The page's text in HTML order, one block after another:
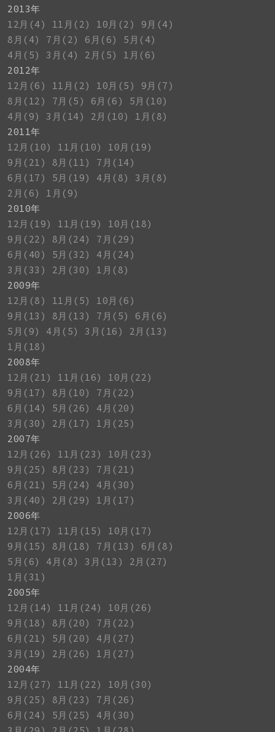
2013年
12月(4)
11月(2) 10月(2)
9月(4)
8月(4)
7月(2) 6月(6)
5月(4)
4月(5)
3月(4) 2月(5)
1月(6)
2012年
12月(6)
11月(2) 10月(5)
9月(7)
8月(12)
7月(5) 6月(6)
5月(10)
4月(9)
3月(14) 2月(10)
1月(8)
2011年
12月(10)
11月(10)
10月(19)
9月(21)
8月(11)
7月(14)
6月(17)
5月(19) 4月(8)
3月(8)
2月(6)
1月(9)
2010年
12月(19)
11月(19)
10月(18)
9月(22)
8月(24)
7月(29)
6月(40)
5月(32)
4月(24)
3月(33)
2月(30)
1月(8)
2009年
12月(8)
11月(5)
10月(6)
9月(13)
8月(13) 7月(5)
6月(6)
5月(9)
4月(5) 3月(16)
2月(13)
1月(18)
2008年
12月(21)
11月(16)
10月(22)
9月(17)
8月(10)
7月(22)
6月(14)
5月(26)
4月(20)
3月(30)
2月(17)
1月(25)
2007年
12月(26)
11月(23)
10月(23)
9月(25)
8月(23)
7月(21)
6月(21)
5月(24)
4月(30)
3月(40)
2月(29)
1月(17)
2006年
12月(17)
11月(15)
10月(17)
9月(15)
8月(18) 7月(13)
6月(8)
5月(6)
4月(8) 3月(13)
2月(27)
1月(31)
2005年
12月(14)
11月(24)
10月(26)
9月(18)
8月(20)
7月(22)
6月(21)
5月(20)
4月(27)
3月(19)
2月(26)
1月(27)
2004年
12月(27)
11月(22)
10月(30)
9月(25)
8月(23)
7月(26)
6月(24)
5月(25)
4月(30)